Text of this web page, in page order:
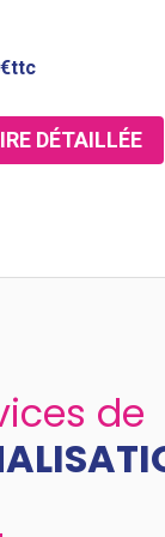
DÉTAILLÉE
de